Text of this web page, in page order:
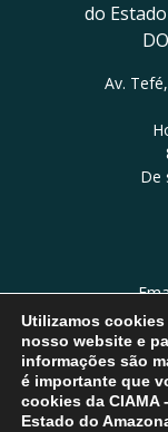
do
Av.
De
Utilizamos
nosso website e
informações são
é importante que
cookies da CIAMA
Estado do